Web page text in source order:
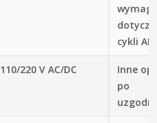
cykli
110/220 V AC/DC
Inne
po